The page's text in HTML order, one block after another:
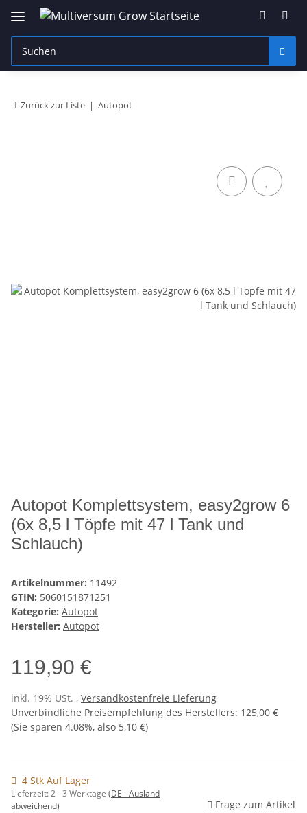
Zurück zur Liste Autopot
Autopot Komplettsystem, easy2grow 6
(6x 8,5 l Töpfe mit 47 l Tank und
Schlauch)
Artikelnummer: 11492
GTIN: 5060151871251
Kategorie: Autopot
Hersteller: Autopot
119,90 €
inkl. 19% USt. , Versandkostenfreie Lieferung
Unverbindliche Preisempfehlung des Herstellers: 125,00 €
(Sie sparen 4.08%, also 5,10 €)
4 Stk Auf Lager
Lieferzeit:2 - 3 Werktage (DE - Ausland
abweichend)
Frage zum Artikel